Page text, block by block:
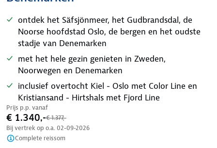
ontdek het Säfsjönmeer, het Gudbrandsdal, de
Noorse hoofdstad Oslo, de bergen en het oudste
stadje van Denemarken
met het hele gezin genieten in Zweden,
Noorwegen en Denemarken
inclusief overtocht Kiel - Oslo met Color Line en
Kristiansand - Hirtshals met Fjord Line
Prijs p.p. vanaf
€ 1.340,-€ 1.377,-
Bij vertrek op o.a. 02-09-2026
Complete reissom
Nazomer korting